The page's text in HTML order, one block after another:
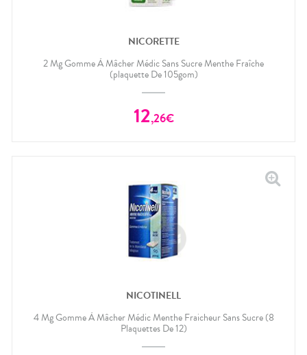
NICORETTE
2 Mg Gomme À Mâcher Médic Sans Sucre Menthe Fraîche
(plaquette De 105gom)
12,26€
NICOTINELL
4 Mg Gomme À Mâcher Médic Menthe Fraicheur Sans Sucre (8
Plaquettes De 12)